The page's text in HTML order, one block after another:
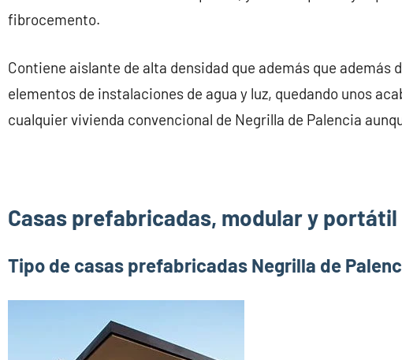
fibrocemento.
Contiene aislante de alta densidad que además que además
elementos de instalaciones de agua y luz, quedando unos
cualquier vivienda convencional de Negrilla de Palencia
Casas prefabricadas, modular y
Tipo de casas prefabricadas Negrilla de